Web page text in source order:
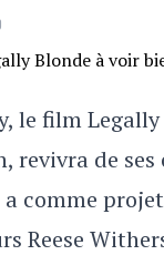
le film
revivra de
comme
Reese